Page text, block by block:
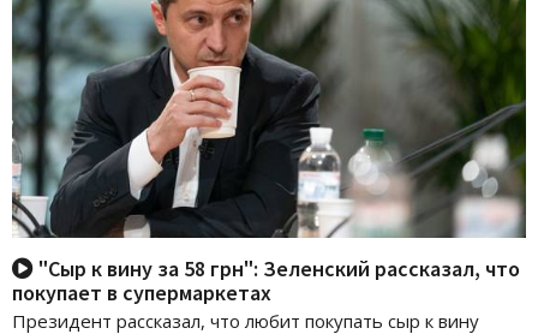
"Сыр к вину за 58 грн": Зеленский рассказал, что
покупает в супермаркетах
Президент рассказал, что любит покупать сыр к вину